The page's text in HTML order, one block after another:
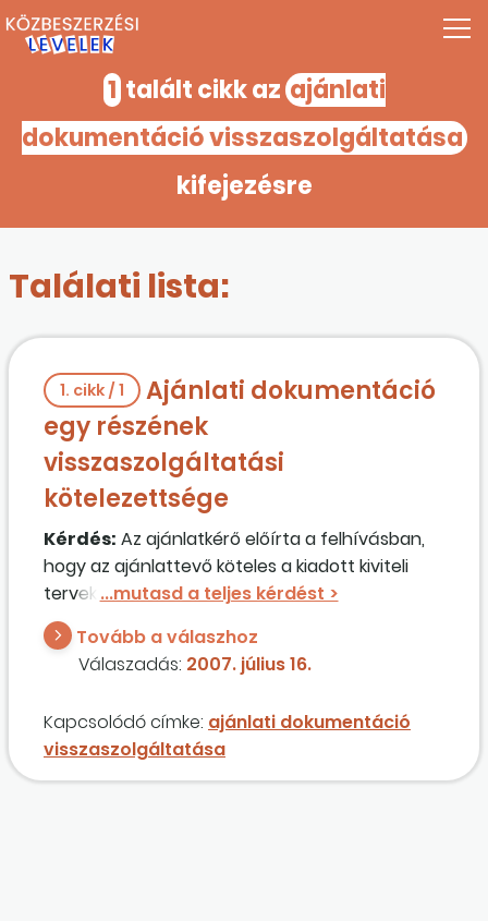
1talált cikk az ajánlati
dokumentáció visszaszolgáltatása
kifejezésre
Találati lista:
1. cikk / 1
Ajánlati dokumentáció
egy részének
visszaszolgáltatási
kötelezettsége
Kérdés: Az ajánlatkérő előírta a felhívásban,
hogy az ajánlattevő köteles a kiadott kiviteli
terveket hiánytalanul, az ajánlatával
egyidejűleg visszaszolgáltatni, ennek
hiányában az ajánlat érvénytelen. A kiviteli
tervek az ajánlati dokumentáció részét képezik,
számláznánk le (vissza) a kérdés szerinti
esetben a dokumentáció árát?
Tovább a válaszhoz
Válaszadás: 2007. július 16.
Kapcsolódó címke: ajánlati dokumentáció
visszaszolgáltatása